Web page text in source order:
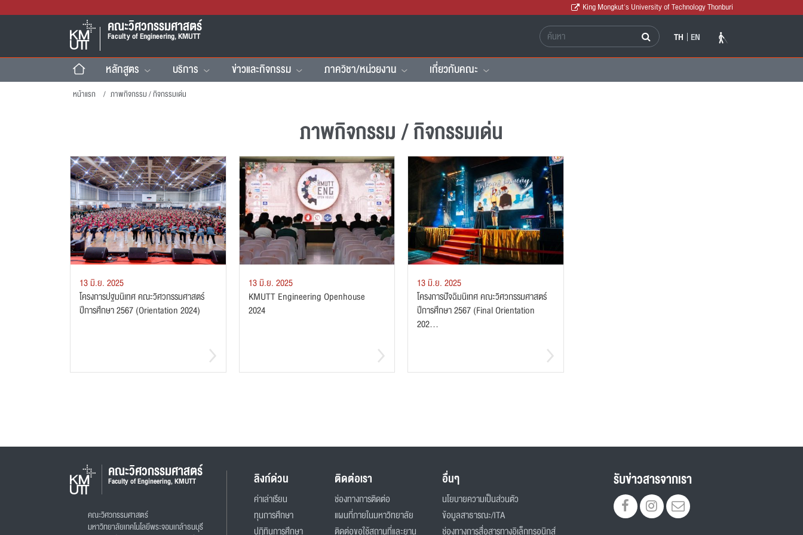
King Mongkut's University of Technology Thonburi
คณะวิศวกรรมศาสตร์
Faculty of Engineering, KMUTT TH EN
หลักสูตร บริการ ข่าวและกิจกรรม ภาควิชา/หน่วยงาน เกี่ยวกับคณะ
หน้าแรก ภาพกิจกรรม / กิจกรรมเด่น
ภาพกิจกรรม / กิจกรรมเด่น
13 มิ.ย. 2025
โครงการปฐมนิเทศ คณะวิศวกรรมศาสตร์
ปีการศึกษา 2567 (Orientation 2024)
13 มิ.ย. 2025
KMUTT Engineering Openhouse
2024
13 มิ.ย. 2025
โครงการปัจฉิมนิเทศ คณะวิศวกรรมศาสตร์
ปีการศึกษา 2567 (Final Orientation
202...
คณะวิศวกรรมศาสตร์
Faculty of Engineering, KMUTT
คณะวิศวกรรมศาสตร์
มหาวิทยาลัยเทคโนโลยีพระจอมเกล้าธนบุรี
ลิงก์ด่วน
ค่าเล่าเรียน
ทุนการศึกษา
ปฏิทินการศึกษา
ติดต่อเรา
ช่องทางการติดต่อ
แผนที่ภายในมหาวิทยาลัย
ติดต่อขอใช้สถานที่และยาน
อื่นๆ
นโยบายความเป็นส่วนตัว
ข้อมูลสาธารณะ/ITA
ช่องทางการสื่อสารทางอิเล็กทรอนิกส์
รับข่าวสารจากเรา